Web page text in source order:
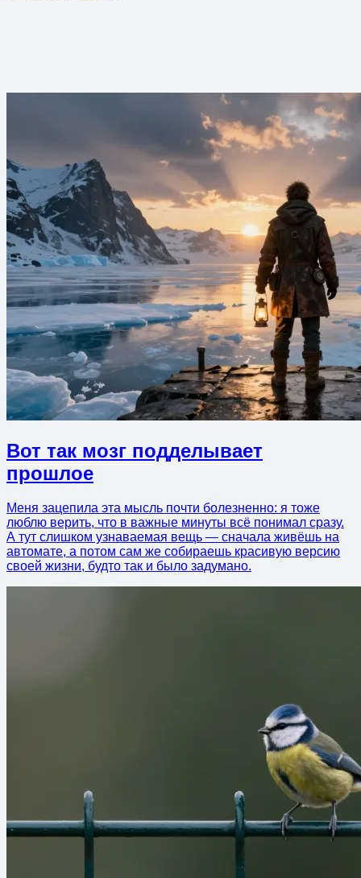
Вот так мозг подделывает
прошлое
Меня зацепила эта мысль почти болезненно: я тоже
люблю верить, что в важные минуты всё понимал сразу.
А тут слишком узнаваемая вещь — сначала живёшь на
автомате, а потом сам же собираешь красивую версию
своей жизни, будто так и было задумано.